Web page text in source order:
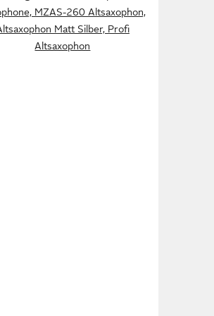
MZAS-260 Altsaxophon,
Matt Silber, Profi
Altsaxophon